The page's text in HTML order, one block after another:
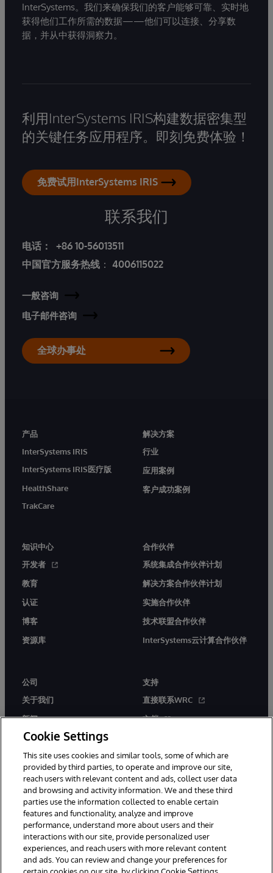
InterSystems。我们来确保我们的客户能够可靠、实时地
获得他们工作所需的数据——他们可以连接、分享数
据，并从中获得洞察力。
利用InterSystems IRIS构建数据密集型
的关键任务应用程序。即刻免费体验！
免费试用InterSystems IRIS
联系我们
电话：
+86 10-56013511
中国官方服务热线 ： 4006115022
一般咨询
电子邮件咨询
全球办事处
产品
InterSystems IRIS
InterSystems IRIS医疗版
HealthShare
TrakCare
解决方案
行业
应用案例
客户成功案例
知识中心
开发者
教育
认证
博客
资源库
合作伙伴
系统集成合作伙伴计划
解决方案合作伙伴计划
实施合作伙伴
技术联盟合作伙伴
InterSystems云计算合作伙伴
公司
关于我们
新闻
活动
工作机会
支持
直接联系WRC
文档
© 1996-2026 InterSystems Corporation, Boston, MA. 系联软件（北
京）有限公司 版权所有。京ICP备2021005331号
通知/条款和条件 隐私声明 保证 无障碍
Cookie Settings
This site uses cookies and similar tools, some of which are
provided by third parties, to operate and improve our site,
reach users with relevant content and ads, collect user data
and browsing and activity information. We and these third
parties use the information collected to enable certain
features and functionality, analyze and improve
performance, understand more about users and their
interactions with our site, provide personalized user
experiences, and reach users with more relevant content
and ads. You can review and change your preferences for